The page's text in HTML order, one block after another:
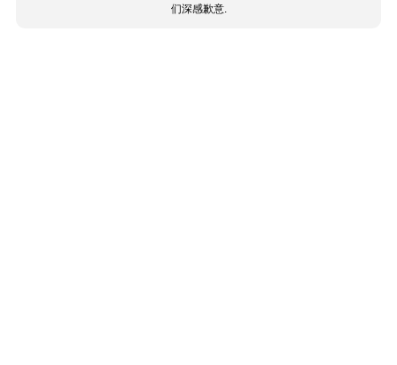
们深感歉意.